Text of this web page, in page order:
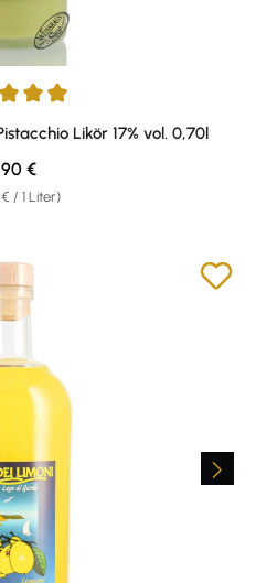
von 4.92 von 5 Sternen
Likör 17% vol. 0,70l
/ 1 Liter)
Preis:
€